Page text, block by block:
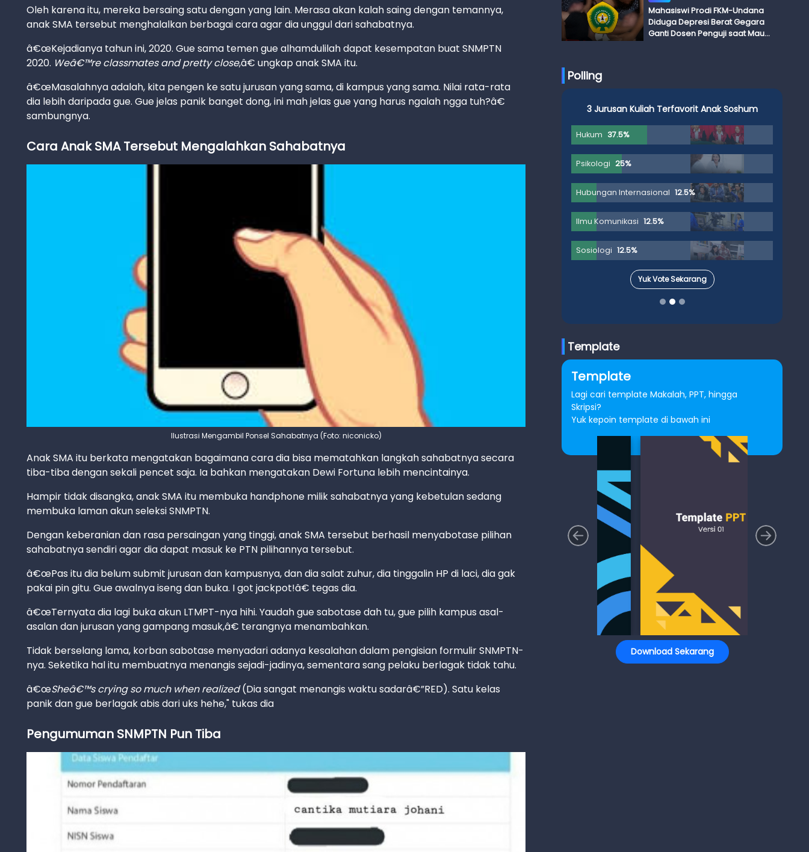
Oleh karena itu, mereka bersaing satu dengan yang lain. Merasa akan kalah saing dengan temannya,
anak SMA tersebut menghalalkan berbagai cara agar dia unggul dari sahabatnya.
â€œKejadianya tahun ini, 2020. Gue sama temen gue alhamdulilah dapat kesempatan buat SNMPTN
2020. Weâ€™re classmates and pretty close,â€ ungkap anak SMA itu.
â€œMasalahnya adalah, kita pengen ke satu jurusan yang sama, di kampus yang sama. Nilai rata-rata
dia lebih daripada gue. Gue jelas panik banget dong, ini mah jelas gue yang harus ngalah ngga tuh?â€
sambungnya.
Cara Anak SMA Tersebut Mengalahkan Sahabatnya
Ilustrasi Mengambil Ponsel Sahabatnya (Foto: niconicko)
Anak SMA itu berkata mengatakan bagaimana cara dia bisa mematahkan langkah sahabatnya secara
tiba-tiba dengan sekali pencet saja. Ia bahkan mengatakan Dewi Fortuna lebih mencintainya.
Hampir tidak disangka, anak SMA itu membuka handphone milik sahabatnya yang kebetulan sedang
membuka laman akun seleksi SNMPTN.
Dengan keberanian dan rasa persaingan yang tinggi, anak SMA tersebut berhasil menyabotase pilihan
sahabatnya sendiri agar dia dapat masuk ke PTN pilihannya tersebut.
â€œPas itu dia belum submit jurusan dan kampusnya, dan dia salat zuhur, dia tinggalin HP di laci, dia gak
pakai pin gitu. Gue awalnya iseng dan buka. I got jackpot!â€ tegas dia.
â€œTernyata dia lagi buka akun LTMPT-nya hihi. Yaudah gue sabotase dah tu, gue pilih kampus asal-
asalan dan jurusan yang gampang masuk,â€ terangnya menambahkan.
Tidak berselang lama, korban sabotase menyadari adanya kesalahan dalam pengisian formulir SNMPTN-
nya. Seketika hal itu membuatnya menangis sejadi-jadinya, sementara sang pelaku berlagak tidak tahu.
â€œSheâ€™s crying so much when realized(Dia sangat menangis waktu sadarâ€”RED). Satu kelas
panik dan gue berlagak abis dari uks hehe," tukas dia
Pengumuman SNMPTN Pun Tiba
Mahasiswi Prodi FKM-Undana
Diduga Depresi Berat Gegara
Ganti Dosen Penguji saat Mau
Polling
3 Jurusan Kuliah Terfavorit Anak Soshum
Hukum 37.5%
Psikologi 25%
Hubungan Internasional 12.5%
Ilmu Komunikasi 12.5%
Sosiologi 12.5%
Yuk Vote Sekarang
Template
Template
Lagi cari template Makalah, PPT, hingga
Skripsi?
Yuk kepoin template di bawah ini
Download Sekarang